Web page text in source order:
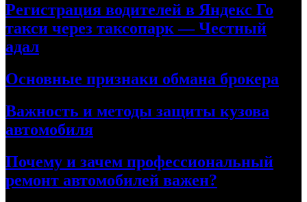
Регистрация водителей в Яндекс Го
такси через таксопарк — Честный
адал
Основные признаки обмана брокера
Важность и методы защиты кузова
автомобиля
Почему и зачем профессиональный
ремонт автомобилей важен?